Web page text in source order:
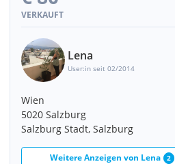
VERKAUFT
Lena
User:in seit 02/2014
Wien
5020 Salzburg
Salzburg Stadt, Salzburg
Weitere Anzeigen von Lena
2